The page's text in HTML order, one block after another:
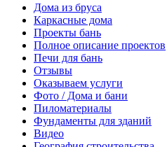
Дома из бруса
Каркасные дома
Проекты бань
Полное описание проектов
Печи для бань
Отзывы
Оказываем услуги
Фото / Дома и бани
Пиломатериалы
Фундаменты для зданий
Видео